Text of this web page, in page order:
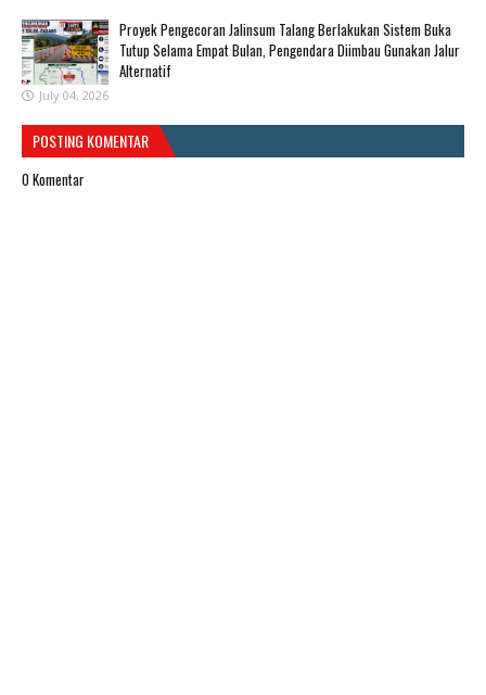
Proyek Pengecoran Jalinsum Talang Berlakukan Sistem Buka
Tutup Selama Empat Bulan, Pengendara Diimbau Gunakan Jalur
Alternatif
July 04, 2026
POSTING KOMENTAR
0 Komentar